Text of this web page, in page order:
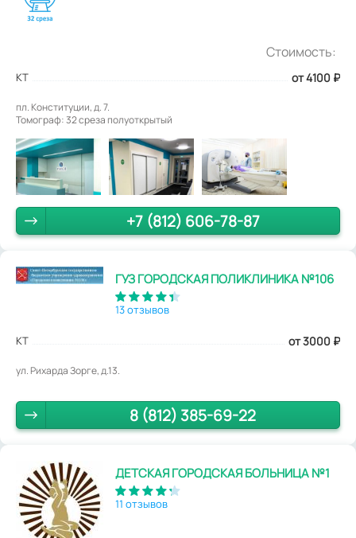
Стоимость:
КТ от 4100 ₽
пл. Конституции, д. 7.
Томограф: 32 среза полуоткрытый
+7 (812) 606-78-87
ГУЗ ГОРОДСКАЯ ПОЛИКЛИНИКА №106
13 отзывов
КТ от 3000 ₽
ул. Рихарда Зорге, д.13.
8 (812) 385-69-22
ДЕТСКАЯ ГОРОДСКАЯ БОЛЬНИЦА №1
11 отзывов